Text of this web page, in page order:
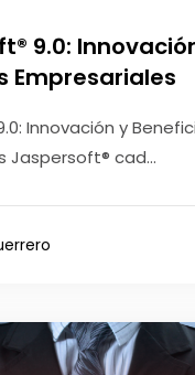
9.0:
Empresariales
Innovación y
Jaspersoft® cad...